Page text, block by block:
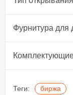
Фурнитура для
Теги: биржа